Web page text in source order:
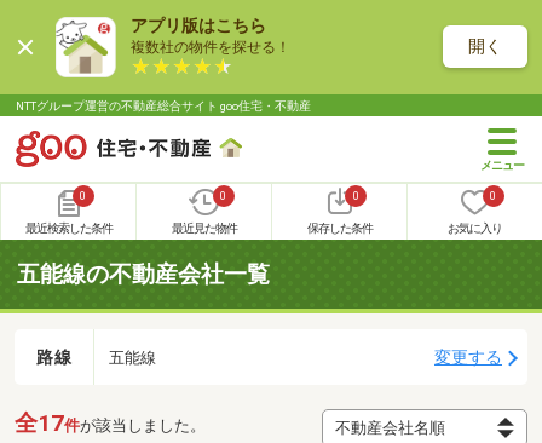
アプリ版はこちら
複数社の物件を探せる！ 開く
NTTグループ運営の不動産総合サイト goo住宅・不動産
0
最近検索した条件
0
最近見た物件
0
保存した条件
0
お気に入り
五能線の不動産会社一覧
路線 五能線 変更する
全17件が該当しました。